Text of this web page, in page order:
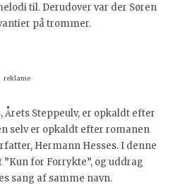
til. Derudover var der Søren
på trommer.
reklame
Steppeulv, er opkaldt efter
selv er opkaldt efter romanen
Hermann Hesses. I denne
for Forrykte”, og uddrag
sang af samme navn.